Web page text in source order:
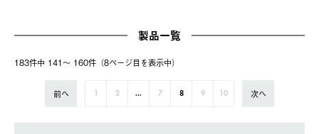
製品一覧
183件中 141〜 160件（8ページ⽬を表⽰中）
前へ 2 ... 7 8 9 10 次へ